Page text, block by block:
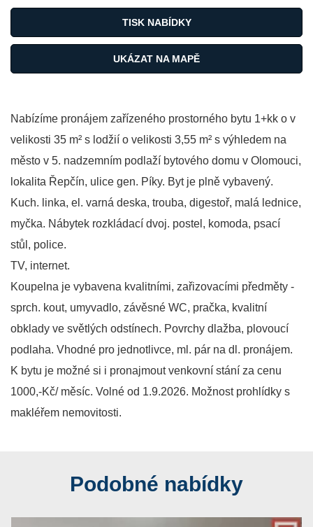
Nabízíme pronájem zařízeného prostorného bytu 1+kk o v
velikosti 35 m² s lodžií o velikosti 3,55 m² s výhledem na
město v 5. nadzemním podlaží bytového domu v Olomouci,
lokalita Řepčín, ulice gen. Píky. Byt je plně vybavený.
Kuch. linka, el. varná deska, trouba, digestoř, malá lednice,
myčka. Nábytek rozkládací dvoj. postel, komoda, psací
stůl, police.
TV, internet.
Koupelna je vybavena kvalitními, zařizovacími předměty -
sprch. kout, umyvadlo, závěsné WC, pračka, kvalitní
obklady ve světlých odstínech. Povrchy dlažba, plovoucí
podlaha. Vhodné pro jednotlivce, ml. pár na dl. pronájem.
K bytu je možné si i pronajmout venkovní stání za cenu
1000,-Kč/ měsíc. Volné od 1.9.2026. Možnost prohlídky s
makléřem nemovitosti.
UKÁZAT NA MAPĚ
TISK NABÍDKY
Podobné nabídky